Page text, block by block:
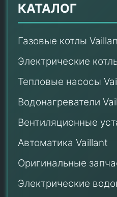
КАТАЛОГ
Газовые котлы
Электрические
Тепловые насосы
Водонагреватели
Вентиляционные
Автоматика Vaillant
Оригинальные
Электрические